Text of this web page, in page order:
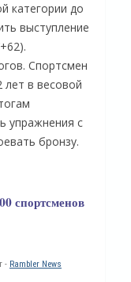
категории до
выступление
Спортсмен
лет в весовой
упражнения с
бронзу.
спортсменов
- Rambler News